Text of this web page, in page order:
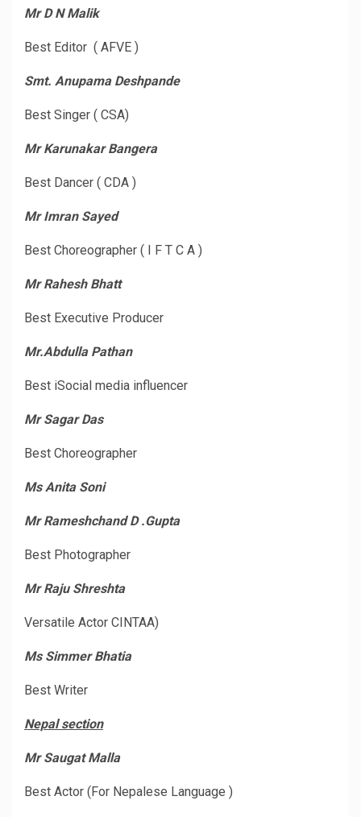
Mr D N Malik
Best Editor ( AFVE )
Smt. Anupama Deshpande
Best Singer ( CSA)
Mr Karunakar Bangera
Best Dancer ( CDA )
Mr Imran Sayed
Best Choreographer ( I F T C A )
Mr Rahesh Bhatt
Best Executive Producer
Mr.Abdulla Pathan
Best iSocial media influencer
Mr Sagar Das
Best Choreographer
Ms Anita Soni
Mr Rameshchand D .Gupta
Best Photographer
Mr Raju Shreshta
Versatile Actor CINTAA)
Ms Simmer Bhatia
Best Writer
Nepal section
Mr Saugat Malla
Best Actor (For Nepalese Language )